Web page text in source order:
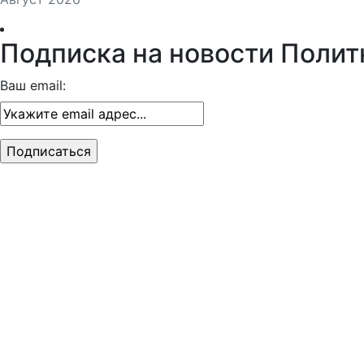
Подписка на новости
Ваш email: